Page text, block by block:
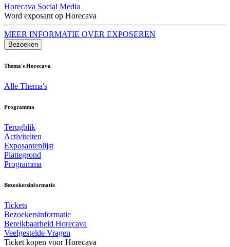
Horecava Social Media
Word exposant op Horecava
MEER INFORMATIE OVER EXPOSEREN
Bezoeken
Thema's Horecava
Alle Thema's
Programma
Terugblik
Activiteiten
Exposantenlijst
Plattegrond
Programma
Bezoekersinformatie
Tickets
Bezoekersinformatie
Bereikbaarheid Horecava
Veelgestelde Vragen
Ticket kopen voor Horecava